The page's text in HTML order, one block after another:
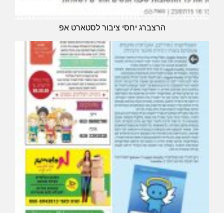
הרצברג יחסי ציבור לסטארט אפ